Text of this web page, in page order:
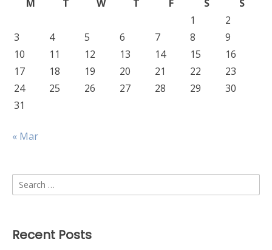
M
T W T F S
S
1
2
3
4 5 6 7 8
9
10
11 12 13 14 15
16
17
18 19 20 21 22
23
24
25 26 27 28 29
30
31
« Mar
Search
for:
Recent Posts